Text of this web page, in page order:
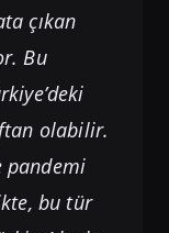
çıkan
Bu
olabilir.
pandemi
bu tür